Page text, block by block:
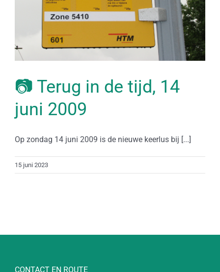
📷 Terug in de tijd, 14
juni 2009
Op zondag 14 juni 2009 is de nieuwe keerlus bij [...]
15 juni 2023
CONTACT EN ROUTE